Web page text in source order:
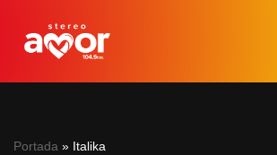
Saltar
Portada » Italika